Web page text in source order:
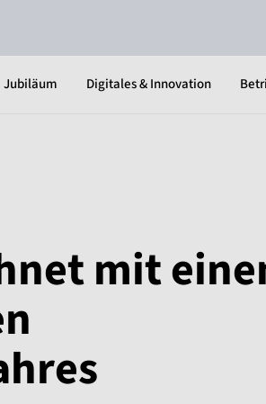
Jubiläum Digitales & Innovation
mit